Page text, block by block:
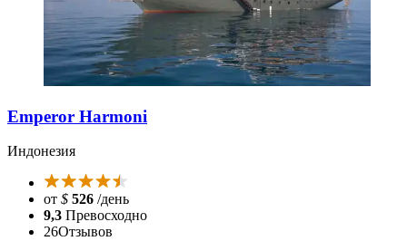
Emperor Harmoni
Индонезия
от $ 526 /день
9,3 Превосходно
26Отзывов